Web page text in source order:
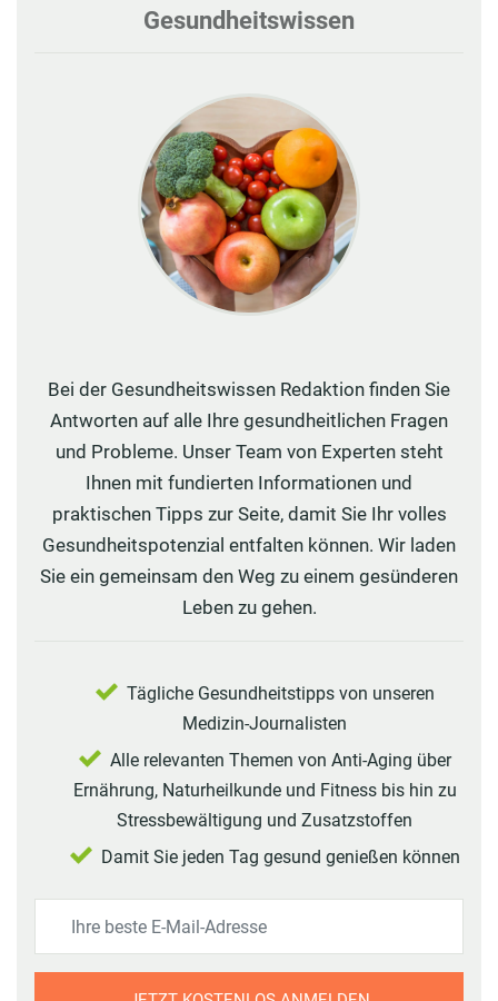
Gesundheitswissen
Bei der Gesundheitswissen Redaktion finden Sie
Antworten auf alle Ihre gesundheitlichen Fragen
und Probleme. Unser Team von Experten steht
Ihnen mit fundierten Informationen und
praktischen Tipps zur Seite, damit Sie Ihr volles
Gesundheitspotenzial entfalten können. Wir laden
Sie ein gemeinsam den Weg zu einem gesünderen
Leben zu gehen.
Tägliche Gesundheitstipps von unseren
Medizin-Journalisten
Alle relevanten Themen von Anti-Aging über
Ernährung, Naturheilkunde und Fitness bis hin zu
Stressbewältigung und Zusatzstoffen
Damit Sie jeden Tag gesund genießen können